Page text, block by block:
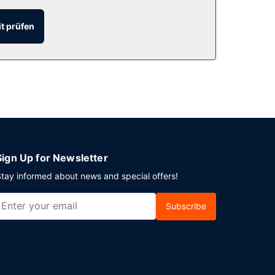
gemütlich auf deinem Zimmer und nutz den
wird täglich von 06:30 Uhr bis 10:30 Uhr ein
prüfen
Up for Newsletter
informed about news and special offers!
Subscribe